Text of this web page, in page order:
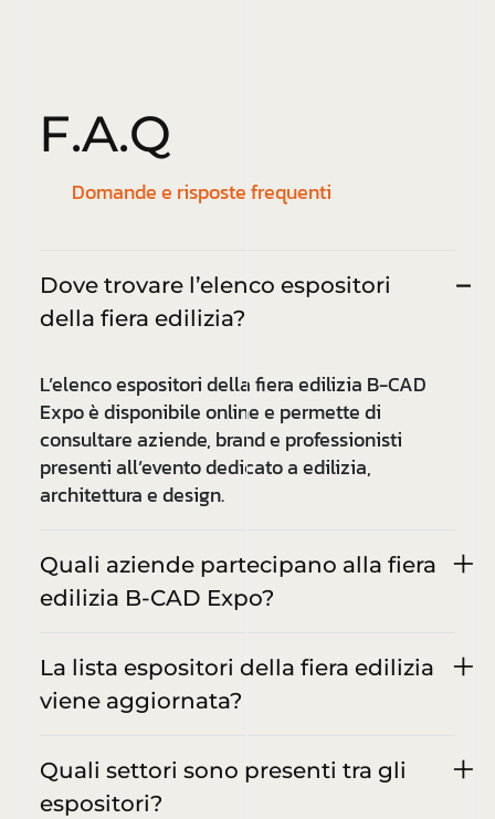
F.A.Q
Domande e risposte frequenti
Dove trovare l’elenco espositori
della fiera edilizia?
L’elenco espositori della fiera edilizia B-CAD
Expo è disponibile online e permette di
consultare aziende, brand e professionisti
presenti all’evento dedicato a edilizia,
architettura e design.
Quali aziende partecipano alla fiera
edilizia B-CAD Expo?
La lista espositori della fiera edilizia
viene aggiornata?
Quali settori sono presenti tra gli
espositori?